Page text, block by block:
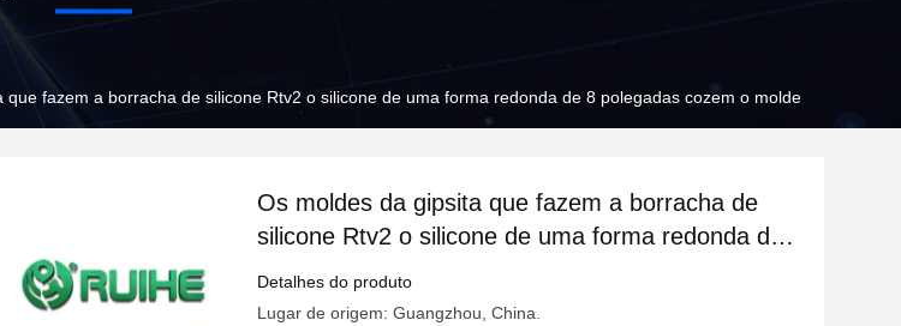
que fazem a borracha de silicone Rtv2 o silicone de uma forma redonda de 8 polegadas cozem o molde
Os moldes da gipsita que fazem a borracha de
silicone Rtv2 o silicone de uma forma redonda de
8 polegadas cozem o molde
Detalhes do produto
Lugar de origem: Guangzhou, China.